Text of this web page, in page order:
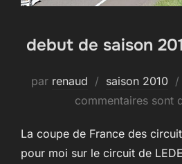
debut de saison
par renaud saison 2010
commentaires sont
La coupe de France des
pour moi sur le circuit de